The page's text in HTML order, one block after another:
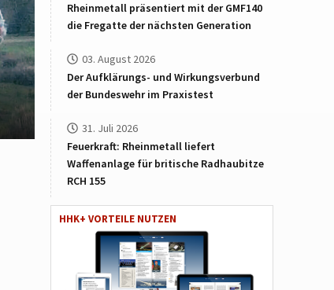
Rheinmetall präsentiert mit der GMF140
die Fregatte der nächsten Generation
03. August 2026
Der Aufklärungs- und Wirkungsverbund
der Bundeswehr im Praxistest
31. Juli 2026
Feuerkraft: Rheinmetall liefert
Waffenanlage für britische Radhaubitze
RCH 155
HHK+ VORTEILE NUTZEN